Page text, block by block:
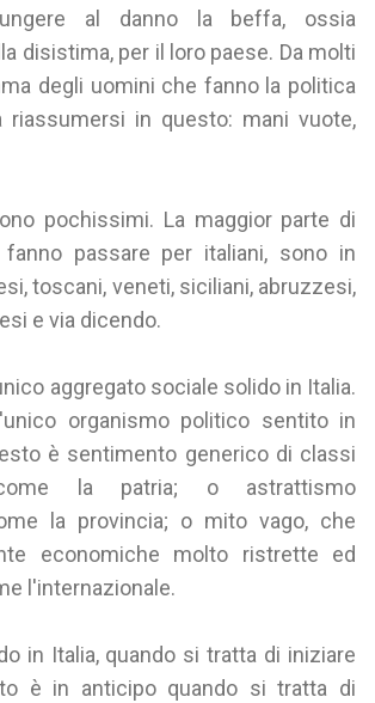
al danno la beffa, ossia
disistima, per il loro paese. Da molti
degli uomini che fanno la politica
riassumersi in questo: mani vuote,
pochissimi. La maggior parte di
passare per italiani, sono in
toscani, veneti, siciliani, abruzzesi,
e via dicendo.
aggregato sociale solido in Italia.
organismo politico sentito in
è sentimento generico di classi
la patria; o astrattismo
la provincia; o mito vago, che
economiche molto ristrette ed
l'internazionale.
in Italia, quando si tratta di iniziare
è in anticipo quando si tratta di